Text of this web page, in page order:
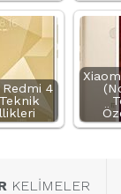
Redmi 4
KELİMELER